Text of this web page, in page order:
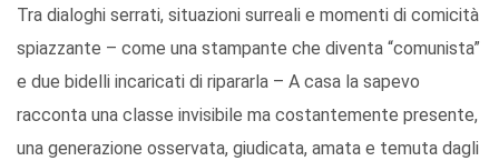
Tra dialoghi serrati, situazioni surreali e momenti di comicità
spiazzante – come una stampante che diventa “comunista”
e due bidelli incaricati di ripararla – A casa la sapevo
racconta una classe invisibile ma costantemente presente,
una generazione osservata, giudicata, amata e temuta dagli